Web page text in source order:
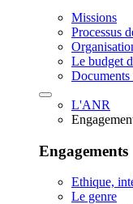
Missions
Processus
Le budget
Documents
L'ANR
Engagements
Ethique,
Le genre